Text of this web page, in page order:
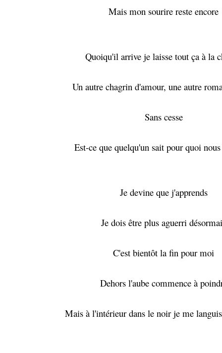
Mais mon sourire reste encore
Quoiqu'il arrive je laisse tout ça à la
Un autre chagrin d'amour, une autre
Sans cesse
Est-ce que quelqu'un sait pour quoi
Je devine que j'apprends
Je dois être plus aguerri
C'est bientôt la fin pour moi
Dehors l'aube commence à
Mais à l'intérieur dans le noir je me